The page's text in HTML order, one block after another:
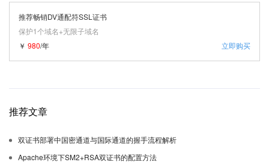
推荐畅销DV通配符SSL证书
保护1个域名+无限子域名
立即购买
￥ 980/年
推荐文章
双证书部署中国密通道与国际通道的握手流程解析
Apache环境下SM2+RSA双证书的配置方法